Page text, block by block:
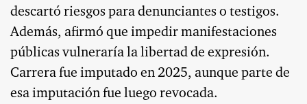
descartó riesgos para denunciantes o testigos.
Además, afirmó que impedir manifestaciones
públicas vulneraría la libertad de expresión.
Carrera fue imputado en 2025, aunque parte de
esa imputación fue luego revocada.